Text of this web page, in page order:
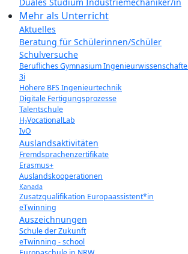
Duales Studium Industriemechaniker/in
Mehr als Unterricht
Aktuelles
Beratung für Schülerinnen/Schüler
Schulversuche
Berufliches Gymnasium
3i
Höhere BFS Ingenieurtechnik
Digitale Fertigungsprozesse
Talentschule
H₂VocationalLab
IvO
Auslandsaktivitäten
Fremdsprachenzertifikate
Erasmus+
Auslandskooperationen
Kanada
Zusatzqualifikation Europaassistent*in
eTwinning
Auszeichnungen
Schule der Zukunft
eTwinning - school